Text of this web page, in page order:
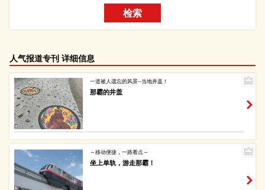
检索
人气报道专刊 详细信息
一道被人遗忘的风景--当地井盖！
那霸的井盖
～移动便捷，一路看点～
坐上单轨，游走那霸！